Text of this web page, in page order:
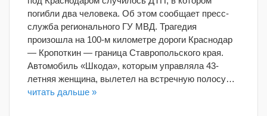
погибли два человека. Об этом сообщает пресс-
служба регионального ГУ МВД. Трагедия
произошла на 100-м километре дороги Краснодар
— Кропоткин — граница Ставропольского края.
Автомобиль «Шкода», которым управляла 43-
летняя женщина, вылетел на встречную полосу…
читать дальше »